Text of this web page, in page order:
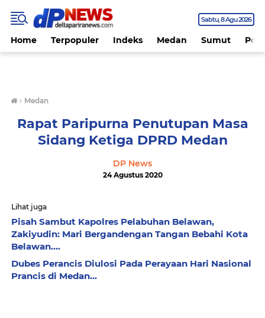
Sabtu 8 Agu 2026
Home Terpopuler Indeks Medan Sumut
› Medan
Rapat Paripurna Penutupan Masa
Sidang Ketiga DPRD Medan
DP News
24 Agustus 2020
Lihat juga
Pisah Sambut Kapolres Pelabuhan Belawan,
Zakiyudin: Mari Bergandengan Tangan Bebahi Kota
Belawan....
Dubes Perancis Diulosi Pada Perayaan Hari Nasional
Prancis di Medan...